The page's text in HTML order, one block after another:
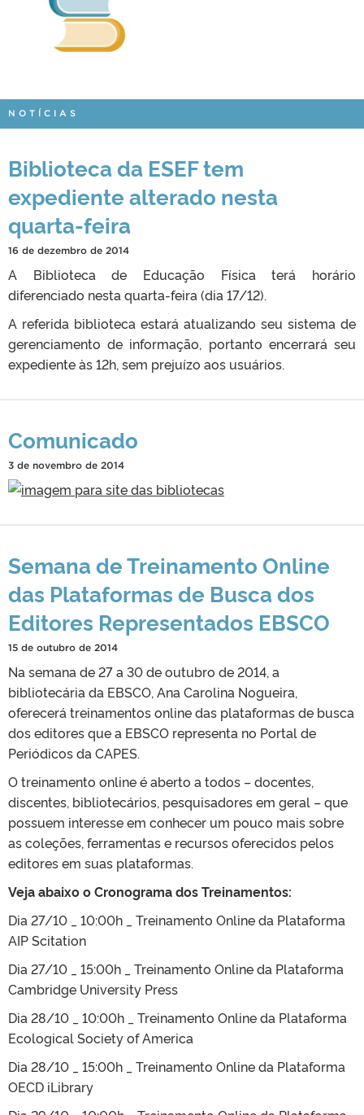
NOTÍCIAS
Biblioteca da ESEF tem
expediente alterado nesta
quarta-feira
16 de dezembro de 2014
A Biblioteca de Educação Física terá horário
diferenciado nesta quarta-feira (dia 17/12).
A referida biblioteca estará atualizando seu sistema de
gerenciamento de informação, portanto encerrará seu
expediente às 12h, sem prejuízo aos usuários.
Comunicado
3 de novembro de 2014
Semana de Treinamento Online
das Plataformas de Busca dos
Editores Representados EBSCO
15 de outubro de 2014
Na semana de 27 a 30 de outubro de 2014, a
bibliotecária da EBSCO, Ana Carolina Nogueira,
oferecerá treinamentos online das plataformas de busca
dos editores que a EBSCO representa no Portal de
Periódicos da CAPES.
O treinamento online é aberto a todos – docentes,
discentes, bibliotecários, pesquisadores em geral – que
possuem interesse em conhecer um pouco mais sobre
as coleções, ferramentas e recursos oferecidos pelos
editores em suas plataformas.
Veja abaixo o Cronograma dos Treinamentos:
Dia 27/10 _ 10:00h _ Treinamento Online da Plataforma
AIP Scitation
Dia 27/10 _ 15:00h _ Treinamento Online da Plataforma
Cambridge University Press
Dia 28/10 _ 10:00h _ Treinamento Online da Plataforma
Ecological Society of America
Dia 28/10 _ 15:00h _ Treinamento Online da Plataforma
OECD iLibrary